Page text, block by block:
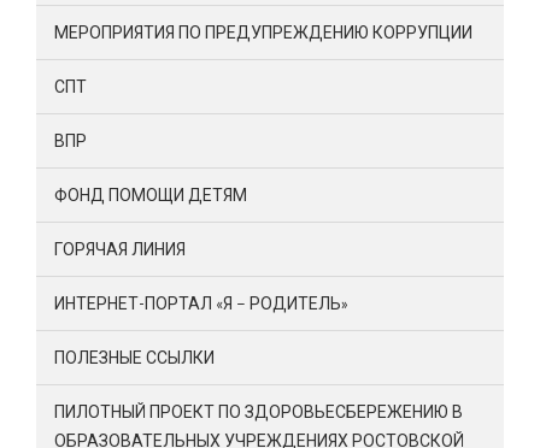
МЕРОПРИЯТИЯ ПО ПРЕДУПРЕЖДЕНИЮ КОРРУПЦИИ
СПТ
ВПР
ФОНД ПОМОЩИ ДЕТЯМ
ГОРЯЧАЯ ЛИНИЯ
ИНТЕРНЕТ-ПОРТАЛ «Я – РОДИТЕЛЬ»
ПОЛЕЗНЫЕ ССЫЛКИ
ПИЛОТНЫЙ ПРОЕКТ ПО ЗДОРОВЬЕСБЕРЕЖЕНИЮ В
ОБРАЗОВАТЕЛЬНЫХ УЧРЕЖДЕНИЯХ РОСТОВСКОЙ